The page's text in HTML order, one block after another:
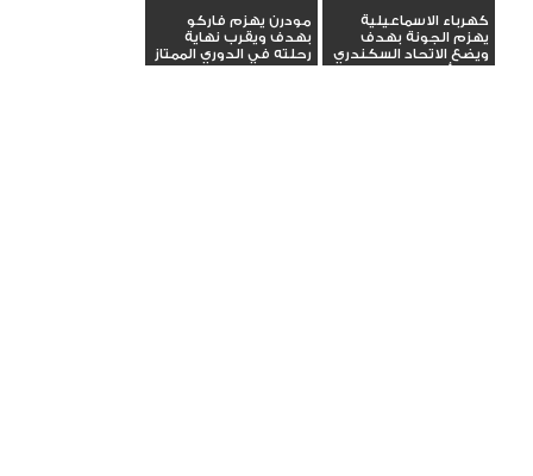
كهرباء الاسماعيلية
يهزم الجونة بهدف
ويضع الاتحاد السكندري
مودرن يهزم فاركو
بهدف ويقرب نهاية
رحلته في الدوري الممتاز